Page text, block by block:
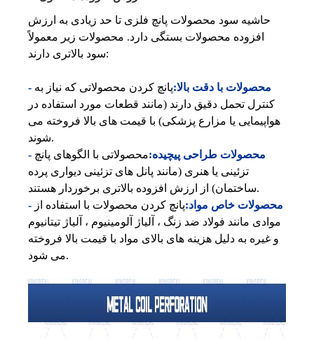
حاشیه سود محصولات پانچ فلزی تا حد زیادی به ارزش
افزوده محصولات بستگی دارد. محصولات زیر معمولاً
سود بالاتری دارند:
- محصولات با دقت بالا:پانچ کردن محصولاتی که نیاز به
کنترل تحمل دقیق دارند (مانند قطعات مورد استفاده در
هواپیمایی یا مزارع پزشکی) با قیمت های بالا فروخته می
شوند.
- محصولات طراحی پیچیده:محصولاتی با الگوهای پانچ
تزئینی یا هنری (مانند پانل های تزئینی دیواری پرده
ساختمان) از ارزش افزوده بالاتری برخوردار هستند.
- محصولات خاص مواد:پانچ کردن محصولات با استفاده از
موادی مانند فولاد ضد زنگ ، آلیاژ آلومینیوم ، آلیاژ تیتانیوم
و غیره به دلیل هزینه های بالای مواد با قیمت بالا فروخته
می شود.